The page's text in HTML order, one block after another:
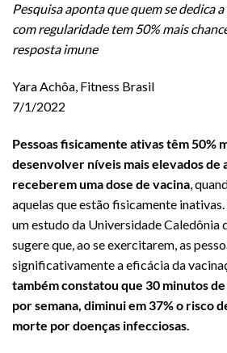
Pesquisa aponta que quem se dedica
com regularidade tem 50% mais
resposta imune
Yara Achôa, Fitness Brasil
7/1/2022
Pessoas fisicamente ativas têm 50%
desenvolver níveis mais elevados de
receberem uma dose de vacina ,
aquelas que estão fisicamente
um estudo da Universidade Caledônia
sugere que, ao se exercitarem, as
significativamente a eficácia da
também constatou que 30 minutos
por semana, diminui em 37% o risco
morte por doenças infecciosas.